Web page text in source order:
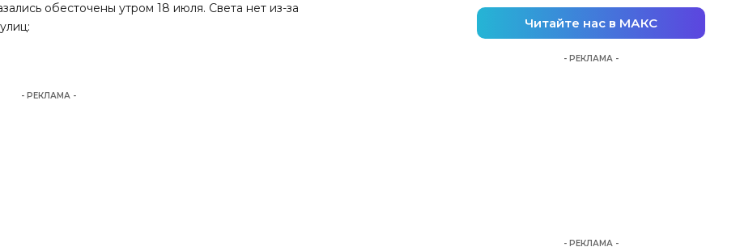
обесточены утром 18 июля. Света нет из-за
- РЕКЛАМА -
Читайте нас в МАКС
- РЕКЛАМА -
- РЕКЛАМА -